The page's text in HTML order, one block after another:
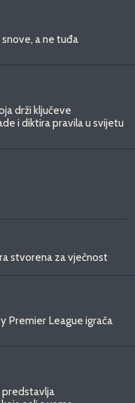
a ne tuđa
drži ključeve
i diktira pravila u svijetu
stvorena za vječnost
Premier League igrača
predstavlja